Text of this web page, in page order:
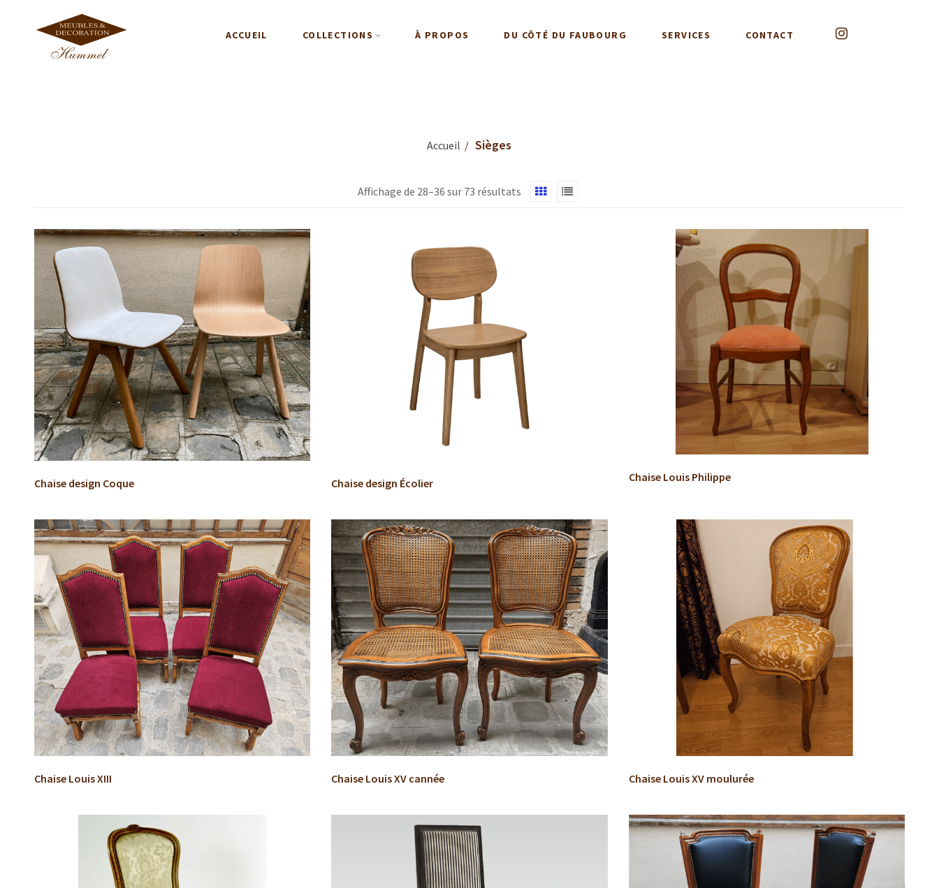
ACCUEIL COLLECTIONS À PROPOS DU CÔTÉ DU FAUBOURG SERVICES CONTACT
Accueil Sièges
Affichage de 28–36 sur 73 résultats
Chaise design Coque Chaise design Écolier Chaise Louis Philippe
Chaise Louis XIII Chaise Louis XV cannée Chaise Louis XV moulurée